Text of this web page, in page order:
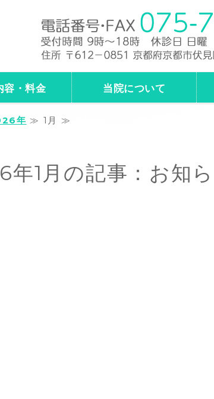
・保険診療／自費診療ど
容・料金 当院について
年 ≫ 1月 ≫
年1月の記事：お知